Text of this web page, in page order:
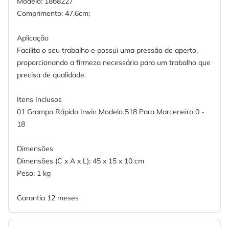
Comprimento: 47,6cm;
Aplicação
Facilita o seu trabalho e possui uma pressão de aperto,
proporcionando a firmeza necessária para um trabalho que
precisa de qualidade.
Itens Inclusos
01 Grampo Rápido Irwin Modelo 518 Para Marceneiro 0 -
18
Dimensões
Dimensões (C x A x L): 45 x 15 x 10 cm
Peso: 1 kg
Garantia 12 meses